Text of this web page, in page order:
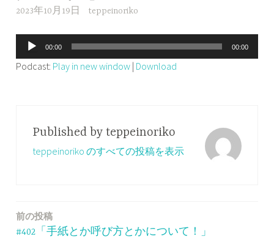
2023年10月19日 teppeinoriko
声
プ
00:00 00:00
Podcast: Play in new window | Download
Published by teppeinoriko
teppeinoriko のすべての投稿を表示
投
前の投稿
#402「手紙とか呼び方とかについて！」